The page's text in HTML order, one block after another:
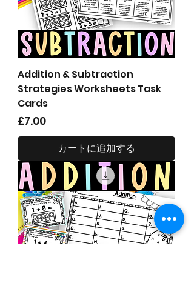
Addition & Subtraction
Strategies Worksheets Task
Cards
価格
£7.00
カートに追加する